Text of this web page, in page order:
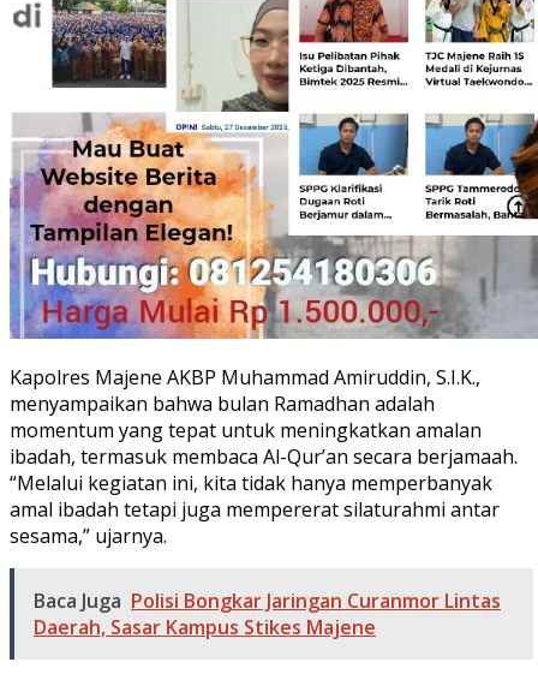
Kapolres Majene AKBP Muhammad Amiruddin, S.I.K.,
menyampaikan bahwa bulan Ramadhan adalah
momentum yang tepat untuk meningkatkan amalan
ibadah, termasuk membaca Al-Qur’an secara berjamaah.
“Melalui kegiatan ini, kita tidak hanya memperbanyak
amal ibadah tetapi juga mempererat silaturahmi antar
sesama,” ujarnya.
Baca Juga Polisi Bongkar Jaringan Curanmor Lintas
Daerah, Sasar Kampus Stikes Majene